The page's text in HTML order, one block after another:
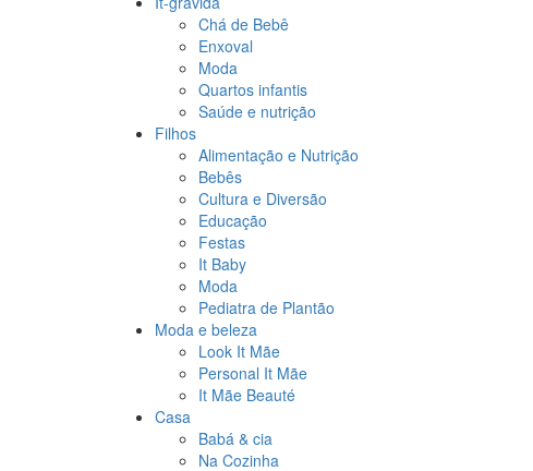
Chá de Bebê
Enxoval
Moda
Quartos infantis
Saúde e nutrição
Filhos
Alimentação e Nutrição
Bebês
Cultura e Diversão
Educação
Festas
It Baby
Moda
Pediatra de Plantão
Moda e beleza
Look It Mãe
Personal It Mãe
It Mãe Beauté
Casa
Babá & cia
Na Cozinha